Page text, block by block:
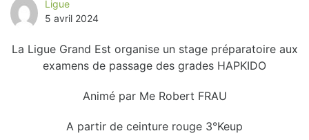
l
o
Ligue
5 avril 2024
La Ligue Grand Est organise un stage préparatoire aux
examens de passage des grades HAPKIDO
Animé par Me Robert FRAU
A partir de ceinture rouge 3°Keup